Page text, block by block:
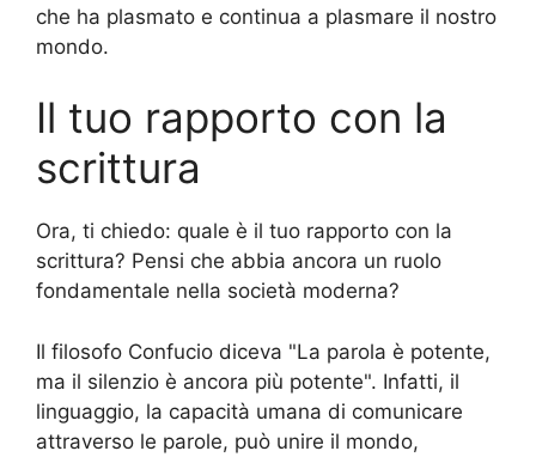
che ha plasmato e continua a plasmare il nostro
mondo.
Il tuo rapporto con la
scrittura
Ora, ti chiedo: quale è il tuo rapporto con la
scrittura? Pensi che abbia ancora un ruolo
fondamentale nella società moderna?
Il filosofo Confucio diceva "La parola è potente,
ma il silenzio è ancora più potente". Infatti, il
linguaggio, la capacità umana di comunicare
attraverso le parole, può unire il mondo,